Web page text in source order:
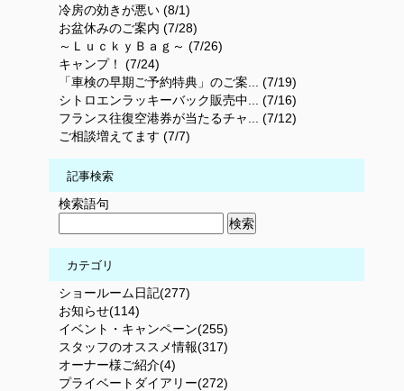
冷房の効きが悪い (8/1)
お盆休みのご案内 (7/28)
～ＬｕｃｋｙＢａｇ～ (7/26)
キャンプ！ (7/24)
「車検の早期ご予約特典」のご案... (7/19)
シトロエンラッキーバック販売中... (7/16)
フランス往復空港券が当たるチャ... (7/12)
ご相談増えてます (7/7)
記事検索
検索語句
カテゴリ
ショールーム日記(277)
お知らせ(114)
イベント・キャンペーン(255)
スタッフのオススメ情報(317)
オーナー様ご紹介(4)
プライベートダイアリー(272)